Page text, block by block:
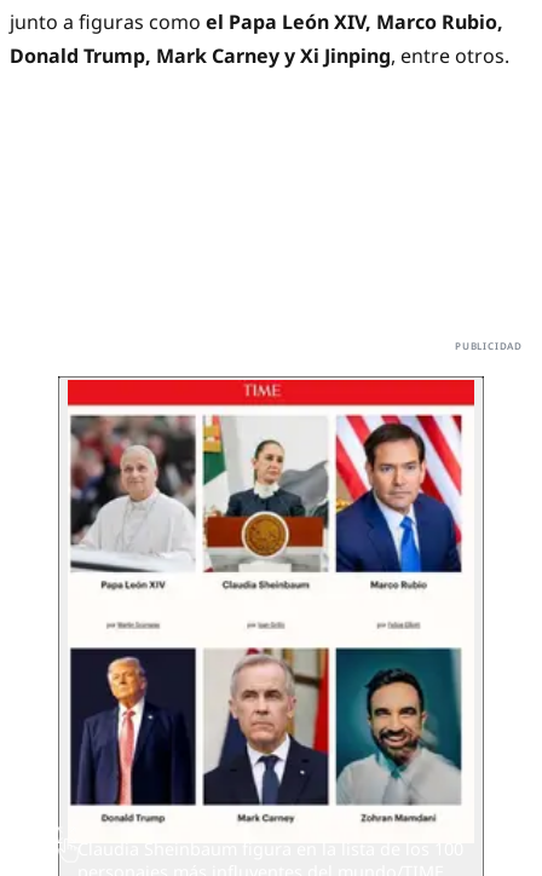
junto a figuras como el Papa León XIV, Marco Rubio,
Donald Trump, Mark Carney y Xi Jinping, entre otros.